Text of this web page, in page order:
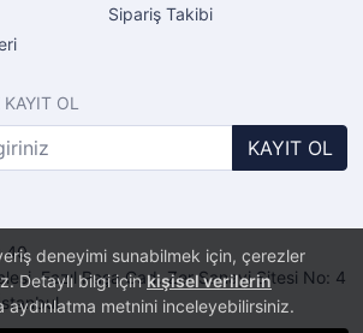
deneyimi sunabilmek için, çerezler
Detaylı bilgi içinkişisel verilerin
aydınlatma metnini inceleyebilirsiniz.
Sipariş Takibi
OL
KAYIT OL
40
Fazıl Paşa Cad. Zer Sanayi Sitesi No: 4